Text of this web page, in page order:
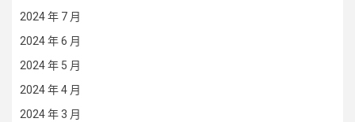
2024 年 7 月
2024 年 6 月
2024 年 5 月
2024 年 4 月
2024 年 3 月